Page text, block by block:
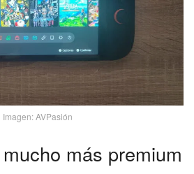
Imagen: AVPasión
más premium